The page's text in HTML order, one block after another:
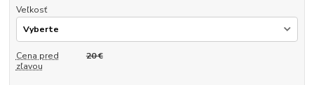
Veľkosť
Cena pred
zľavou
20 €